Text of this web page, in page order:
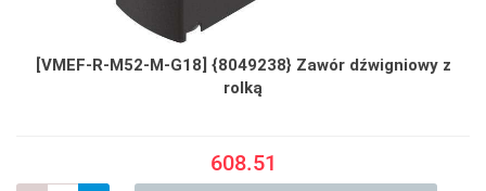
[VMEF-R-M52-M-G18] {8049238} Zawór dźwigniowy z
rolką
608.51